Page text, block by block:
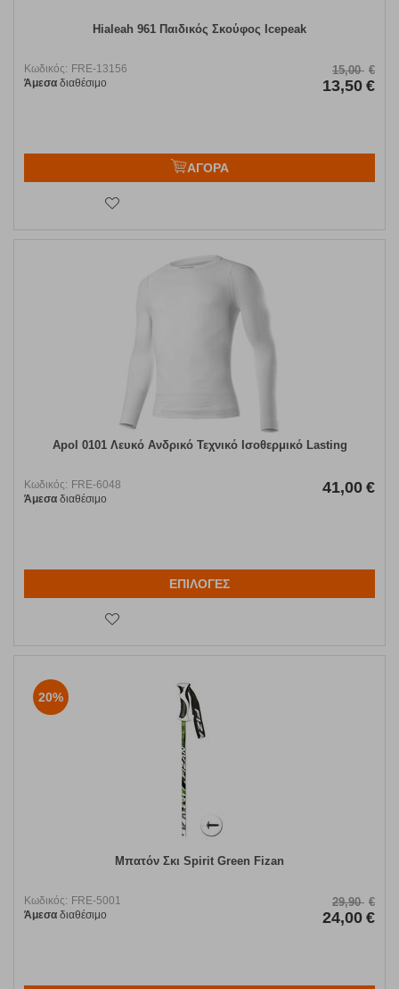
Hialeah 961 Παιδικός Σκούφος Icepeak
Κωδικός: FRE-13156
Άμεσα διαθέσιμο
15,00 €
13,50 €
ΑΓΟΡΑ
Apol 0101 Λευκό Ανδρικό Τεχνικό Ισοθερμικό Lasting
Κωδικός: FRE-6048
Άμεσα διαθέσιμο
41,00 €
ΕΠΙΛΟΓΕΣ
20%
Μπατόν Σκι Spirit Green Fizan
Κωδικός: FRE-5001
Άμεσα διαθέσιμο
29,90 €
24,00 €